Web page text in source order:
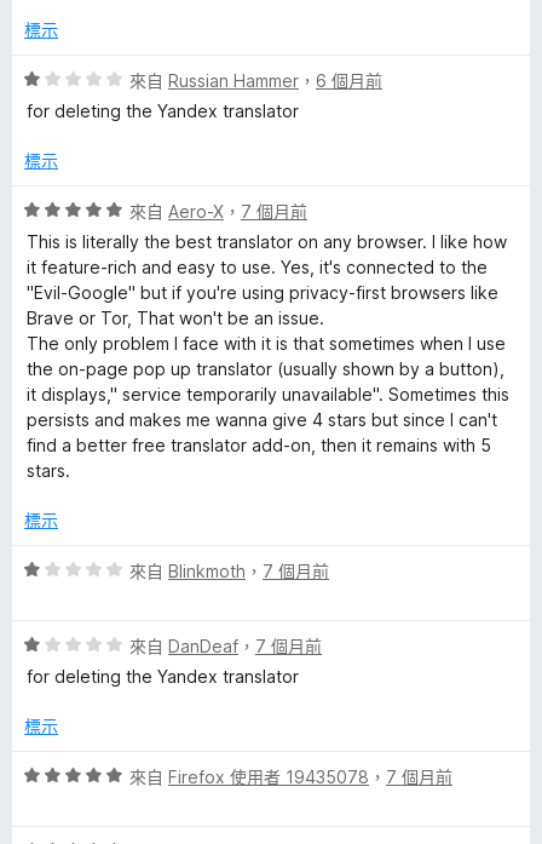
n
r
y
,
T
T
的
論
分
分
分
滿
分
分
標示
評
價
分
滿
分
5
分
來自 Russian Hammer ， 6 個月前
for deleting the Yandex translator
標示
評
價
5
分
，
滿
分
5
分
來自 Aero-X ， 7 個月前
This is literally the best translator on any browser. I like how
it feature-rich and easy to use. Yes, it's connected to the
"Evil-Google" but if you're using privacy-first browsers like
Brave or Tor, That won't be an issue.
The only problem I face with it is that sometimes when I use
the on-page pop up translator (usually shown by a button),
it displays," service temporarily unavailable". Sometimes this
persists and makes me wanna give 4 stars but since I can't
find a better free translator add-on, then it remains with 5
stars.
標示
評
分
，
分
分
來自 Blinkmoth ， 7 個月前
評
價
分
滿
來自 DanDeaf ， 7 個月前
for deleting the Yandex translator
標示
評
來自 Firefox 使用者 19435078 ， 7 個月前